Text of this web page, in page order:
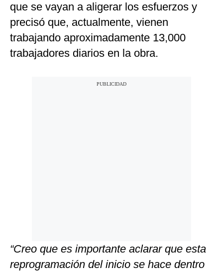
que se vayan a aligerar los esfuerzos y
precisó que, actualmente, vienen
trabajando aproximadamente 13,000
trabajadores diarios en la obra.
“Creo que es importante aclarar que esta
reprogramación del inicio se hace dentro